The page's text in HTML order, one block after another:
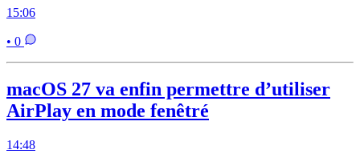
15:06
• 0
macOS 27 va enfin permettre d’utiliser
AirPlay en mode fenêtré
14:48